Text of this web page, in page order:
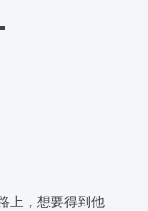
上，想要得到他